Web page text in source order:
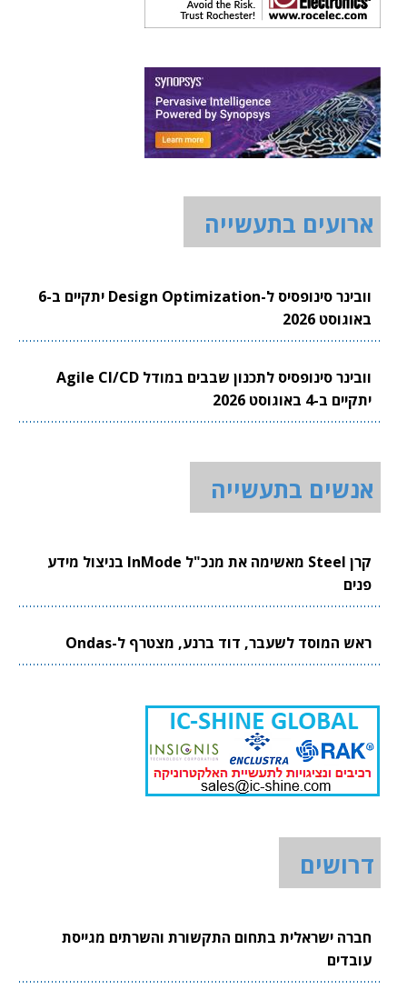
ארועים בתעשייה
וובינר סינופסיס ל-Design Optimization יתקיים ב-6
באוגוסט 2026
וובינר סינופסיס לתכנון שבבים במודל Agile CI/CD
יתקיים ב-4 באוגוסט 2026
אנשים בתעשייה
קרן Steel מאשימה את מנכ"ל InMode בניצול מידע
פנים
ראש המוסד לשעבר, דוד ברנע, מצטרף ל-Ondas
דרושים
חברה ישראלית בתחום התקשורת והשרתים מגייסת
עובדים